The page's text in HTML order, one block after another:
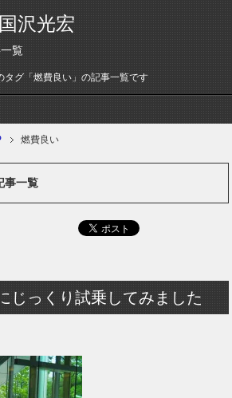
沢光宏
覧
タグ「燃費良い」の記事一覧です
燃費良い
事一覧
じっくり試乗してみました